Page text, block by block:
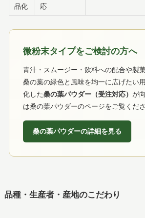
品化
応
微粉末タイプをご検討の方へ
青汁・スムージー・飲料への配合や製
桑の葉の緑色と風味を均一に広げたい
化した桑の葉パウダー（受注対応） が
は桑の葉パウダーのページをご覧くださ
桑の葉パウダーの詳細を見る
品種・生産者・産地のこだわり